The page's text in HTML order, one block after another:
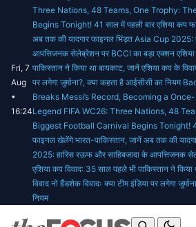
Fri, 7
Aug
•
16:24
Three Nations, 48 Teams, One Trophy:
Begins Tonight! 41 साल में पहली बार एशिया कप
अब तक की यादगार फाइनल भिंड़त Asia Cup 2025:
आपत्तिजनक सेलेब्रेशन पर BCCI का बड़ा एक्शन
पाकिस्तान ने किया था बायकाट, जानें एशिया कप के
पर लगेगा जुर्माना?, क्या कहता है आईसीसी का नियम
Breaks Messi’s Record, Becoming a
Legend FIFA WC26: Three Nations, 48
Biggest Football Carnival Begins Tonight!
फाइनल खेलेंगे भारत-पाकिस्तान, जानें अब तक की
2025: हारिस रऊफ और साहिबजादा के आपत्तिजनक
एशिया कप विवाद: 35 साल पहले भी पाकिस्तान ने
विवाद नो हैंडशेक विवादः क्या टीम इंडिया पर लगेगा
नियम